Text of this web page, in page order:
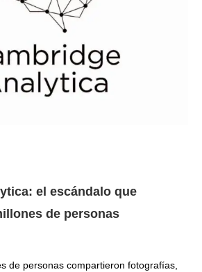
el escándalo que
de personas
de personas compartieron fotografías,